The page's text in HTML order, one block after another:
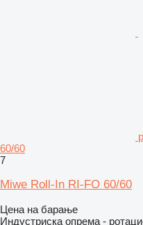
60/60
7
Miwe Roll-In RI-FO 60/60
Цена на барање
Индустриска опрема -